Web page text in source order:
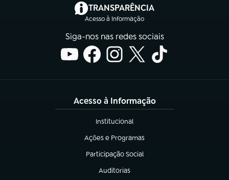
TRANSPARÊNCIA
Acesso à Informação
(abre em nova aba)
Siga-nos nas redes sociais
Acesso à Informação
Institucional
(abre em nova aba)
Ações e Programas
(abre em nova aba)
Participação Social
(abre em nova aba)
Auditorias
(abre em nova aba)